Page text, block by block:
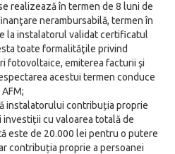
realizează în termen de 8 luni de
nerambursabilă, termen în
la instalatorul validat certificatul
toate formalităţile privind
fotovoltaice, emiterea facturii şi
acestui termen conduce
instalatorului contribuția proprie
investiții cu valoarea totală de
este de 20.000 lei pentru o putere
contribuția proprie a persoanei